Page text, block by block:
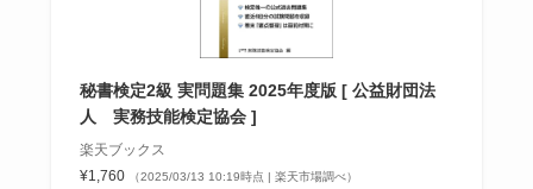
秘書検定2級 実問題集 2025年度版 [ 公益財団法
人 実務技能検定協会 ]
楽天ブックス
¥1,760
（2025/03/13 10:19時点 | 楽天市場調べ）